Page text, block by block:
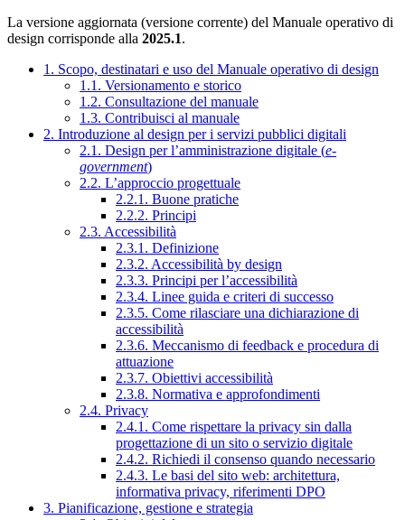
La versione aggiornata (versione corrente) del Manuale operativo di
design corrisponde alla 2025.1.
1. Scopo, destinatari e uso del Manuale operativo di design
1.1. Versionamento e storico
1.2. Consultazione del manuale
1.3. Contribuisci al manuale
2. Introduzione al design per i servizi pubblici digitali
2.1. Design per l’amministrazione digitale (e-
government)
2.2. L’approccio progettuale
2.2.1. Buone pratiche
2.2.2. Principi
2.3. Accessibilità
2.3.1. Definizione
2.3.2. Accessibilità by design
2.3.3. Principi per l’accessibilità
2.3.4. Linee guida e criteri di successo
2.3.5. Come rilasciare una dichiarazione di
accessibilità
2.3.6. Meccanismo di feedback e procedura di
attuazione
2.3.7. Obiettivi accessibilità
2.3.8. Normativa e approfondimenti
2.4. Privacy
2.4.1. Come rispettare la privacy sin dalla
progettazione di un sito o servizio digitale
2.4.2. Richiedi il consenso quando necessario
2.4.3. Le basi del sito web: architettura,
informativa privacy, riferimenti DPO
3. Pianificazione, gestione e strategia